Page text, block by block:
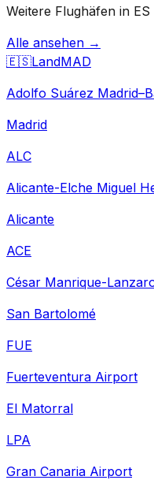
Weitere Flughäfen in ES
Alle ansehen →
🇪🇸LandMAD
Adolfo Suárez
Madrid
ALC
Alicante-Elche Miguel
Alicante
ACE
César Manrique-
San Bartolomé
FUE
Fuerteventura Airport
El Matorral
LPA
Gran Canaria Airport